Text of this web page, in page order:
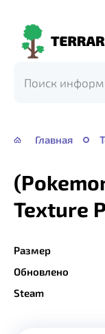
Terraria-
Главная
Texture
Размер
Обновлено
Steam